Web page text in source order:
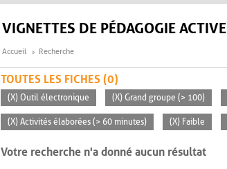
VIGNETTES DE PÉDAGOGIE ACTIVE
Accueil Recherche
TOUTES LES FICHES (0)
(X) Outil électronique (X) Grand groupe (> 100)
(X) Activités élaborées (> 60 minutes) (X) Faible
Votre recherche n'a donné aucun résultat